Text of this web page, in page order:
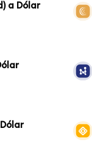
a Dólar